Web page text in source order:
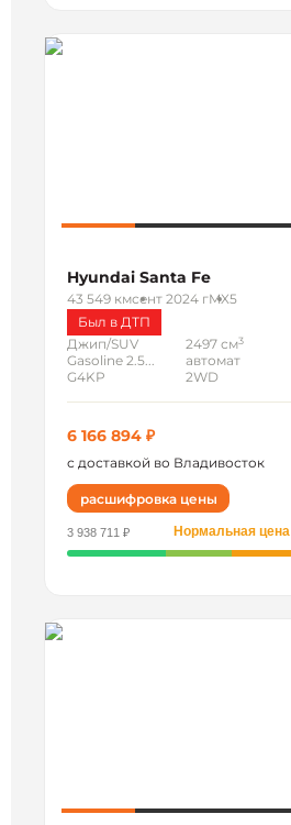
Hyundai Santa Fe
43 549 кмсент 2024 гMX5
Был в ДТП
Джип/SUV
Gasoline 2.5...
G4KP
2497 см3
автомат
2WD
6 166 894 ₽
с доставкой во Владивосток
расшифровка цены
3 938 711 ₽ Нормальная цена